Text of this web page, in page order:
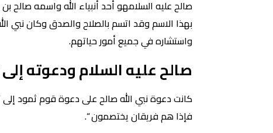
صالح عليه السلامهو أحد أنبياء الله واسمه
بهذا الاسم وقد اتسم بالصلاح والصدق وكان نبي
واستشاره في جميع أمور حياتهم.
صالح عليه السلام ودعوته
كانت دعوة نبي الله صالح على دعوة قوم ثمود إلى
فإذا هم فريقان يختصمون “.